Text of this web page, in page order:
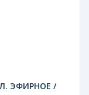
ЭФИРНОЕ /